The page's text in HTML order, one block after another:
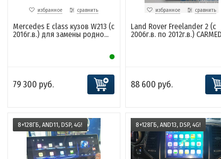
избранное сравнить
Mercedes E class кузов W213 (с
2016г.в.) для замены родно...
79 300 руб.
избранное сравнить
Land Rover Freelander 2 (с
2006г.в. по 2012г.в.)
88 600 руб.
8+128ГБ, AND11, DSP, 4G! 8+128ГБ, AND13, DSP, 4G!